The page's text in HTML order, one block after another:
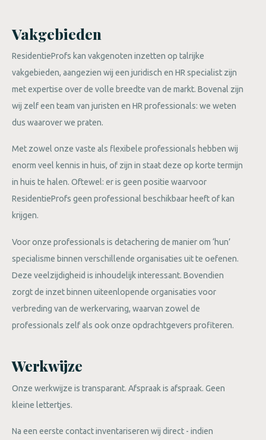
Vakgebieden
ResidentieProfs kan vakgenoten inzetten op talrijke
vakgebieden, aangezien wij een juridisch en HR specialist zijn
met expertise over de volle breedte van de markt. Bovenal zijn
wij zelf een team van juristen en HR professionals: we weten
dus waarover we praten.
Met zowel onze vaste als flexibele professionals hebben wij
enorm veel kennis in huis, of zijn in staat deze op korte termijn
in huis te halen. Oftewel: er is geen positie waarvoor
ResidentieProfs geen professional beschikbaar heeft of kan
krijgen.
Voor onze professionals is detachering de manier om ‘hun’
specialisme binnen verschillende organisaties uit te oefenen.
Deze veelzijdigheid is inhoudelijk interessant. Bovendien
zorgt de inzet binnen uiteenlopende organisaties voor
verbreding van de werkervaring, waarvan zowel de
professionals zelf als ook onze opdrachtgevers profiteren.
Werkwijze
Onze werkwijze is transparant. Afspraak is afspraak. Geen
kleine lettertjes.
Na een eerste contact inventariseren wij direct - indien